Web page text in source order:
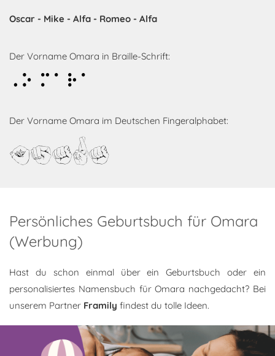
Oscar - Mike - Alfa - Romeo - Alfa
Der Vorname Omara in Braille-Schrift:
Omara
Der Vorname Omara im Deutschen Fingeralphabet:
Omara
Persönliches Geburtsbuch für Omara
(Werbung)
Hast du schon einmal über ein Geburtsbuch oder ein
personalisiertes Namensbuch für Omara nachgedacht? Bei
unserem Partner Framily findest du tolle Ideen.